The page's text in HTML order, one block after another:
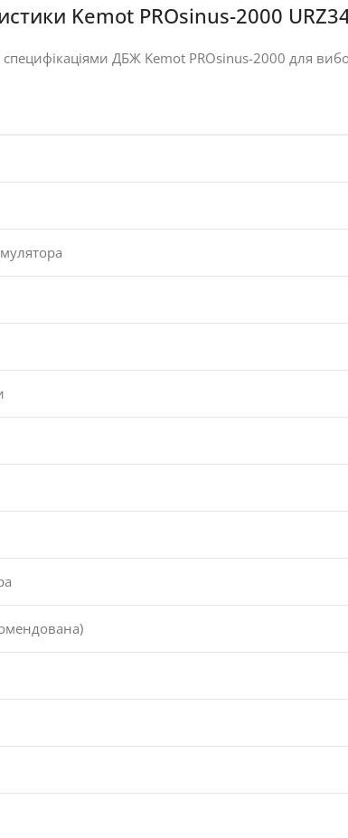
Kemot PROsinus-2000
ДБЖ Kemot PROsinus-2000 для